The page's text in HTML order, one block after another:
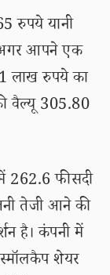
रुपये यानी
आपने एक
लाख रुपये का
वैल्यू 305.80
262.6 फीसदी
तेजी आने की
है। कंपनी में
स्मॉलकैप शेयर